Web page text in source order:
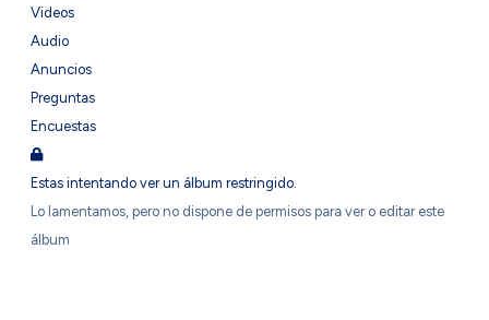
Videos
Audio
Anuncios
Preguntas
Encuestas
Estas intentando ver un álbum restringido.
Lo lamentamos, pero no dispone de permisos para ver o editar este
álbum